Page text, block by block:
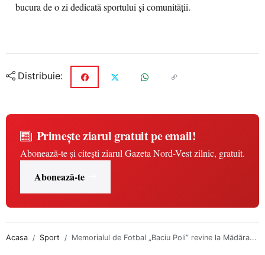
bucura de o zi dedicată sportului și comunității.
Distribuie:
Primește ziarul gratuit pe email!
Abonează-te și citești ziarul Gazeta Nord-Vest zilnic, gratuit.
Abonează-te
Acasa Sport Memorialul de Fotbal „Baciu Poli” revine la Mădăra...